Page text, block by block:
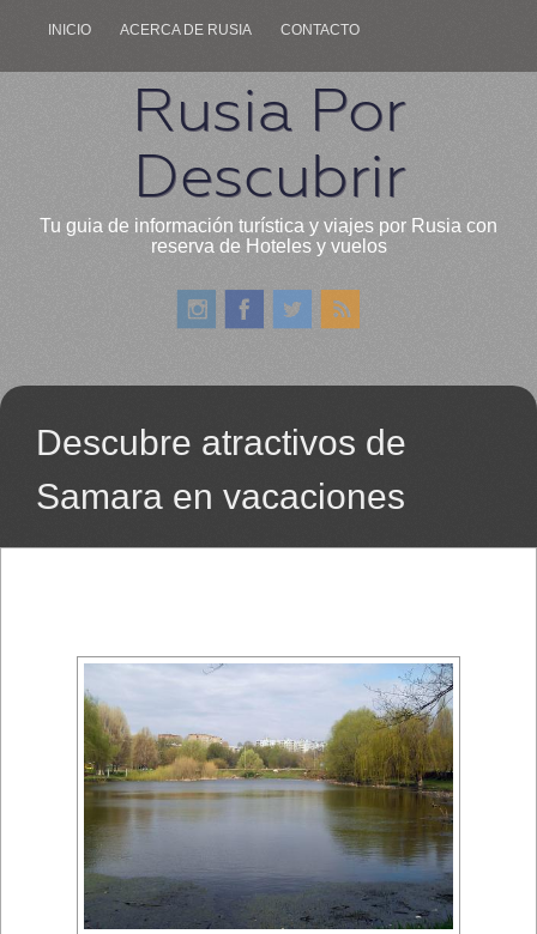
INICIO ACERCA DE RUSIA CONTACTO
Rusia Por
Descubrir
Tu guia de información turística y viajes por Rusia con
reserva de Hoteles y vuelos
Descubre atractivos de
Samara en vacaciones